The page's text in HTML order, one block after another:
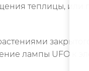
теплицы,
закрытого
лампы UFO к